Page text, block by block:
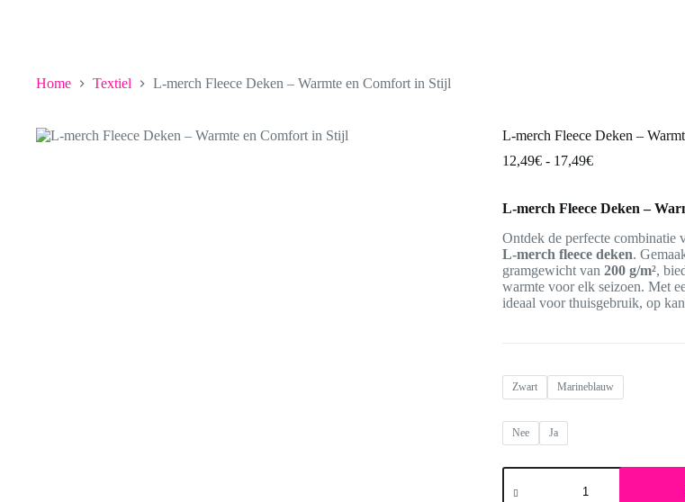
Home Textiel L-merch Fleece Deken – Warmte en Comfort in Stijl
L-merch Fleece Deken –
12,49€ - 17,49€Prijsklasse:
17,49€
L-merch Fleece Deken –
Ontdek de perfecte combinatie
L-merch fleece deken.
gramgewicht van 200 g/m²,
warmte voor elk seizoen. Met
ideaal voor thuisgebruik, op
Zwart Marineblauw
Nee Ja
L-
merch